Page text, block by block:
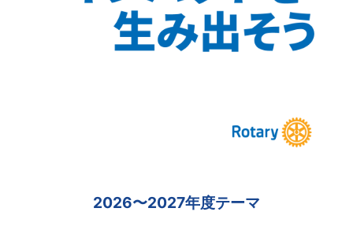
2026〜2027年度テーマ